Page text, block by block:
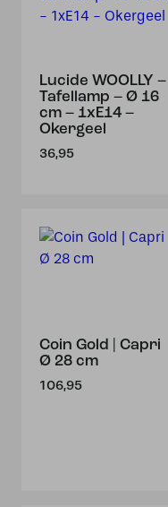
Lucide WOOLLY –
Tafellamp – Ø 16
cm – 1xE14 –
Okergeel
36,95
Coin Gold | Capri
Ø 28 cm
106,95